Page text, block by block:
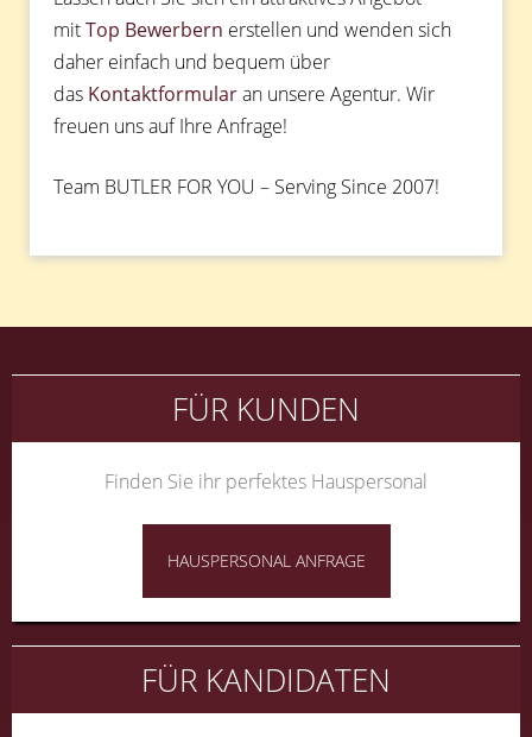
mitTop Bewerbern erstellen und wenden sich
daher einfach und bequem über
das Kontaktformularan unsere Agentur. Wir
freuen uns auf Ihre Anfrage!
Team BUTLER FOR YOU – Serving Since 2007!
FÜR KUNDEN
Finden Sie ihr perfektes Hauspersonal
HAUSPERSONAL ANFRAGE
FÜR KANDIDATEN